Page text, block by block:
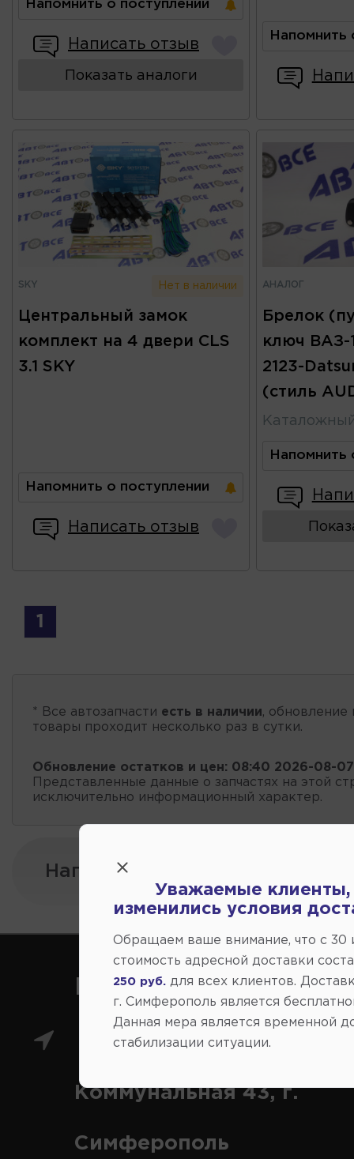
Напомнить о поступлении
Написать отзыв
Показать аналоги
Напомнить
SKY Нет в наличии
Центральный замок
комплект на 4 двери CLS
3.1 SKY
Напомнить о поступлении
Написать отзыв
АНАЛОГ
Брелок
ключ ВАЗ-
2123-
(стиль
Напомнить
1
* Все автозапчасти есть в наличии, обновление
товары проходит несколько раз в сутки.
Обновление остатков и цен: 08:40 2026-08-07
Представленные данные о запчастях на этой
исключительно информационный характер.
Напишите нам:
Как нас найти
Главный магазин: ул.
Коммунальная 43, г.
Симферополь
Уважаемые клиенты,
изменились условия
Обращаем ваше внимание, что c 30
стоимость адресной доставки
250 руб.
для всех клиентов.
г. Симферополь является
Данная мера является временной
стабилизации ситуации.